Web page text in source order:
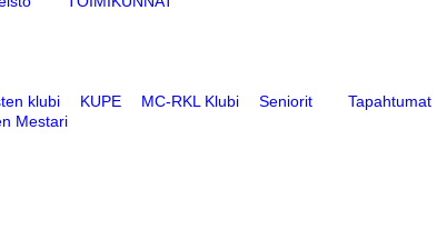
klubi KUPE MC-RKL Klubi Seniorit Tapahtumat
Mestari